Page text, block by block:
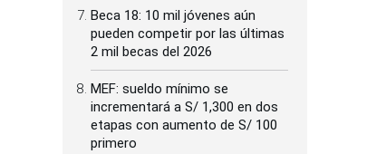
Beca 18: 10 mil jóvenes aún
pueden competir por las últimas
2 mil becas del 2026
MEF: sueldo mínimo se
incrementará a S/ 1,300 en dos
etapas con aumento de S/ 100
primero